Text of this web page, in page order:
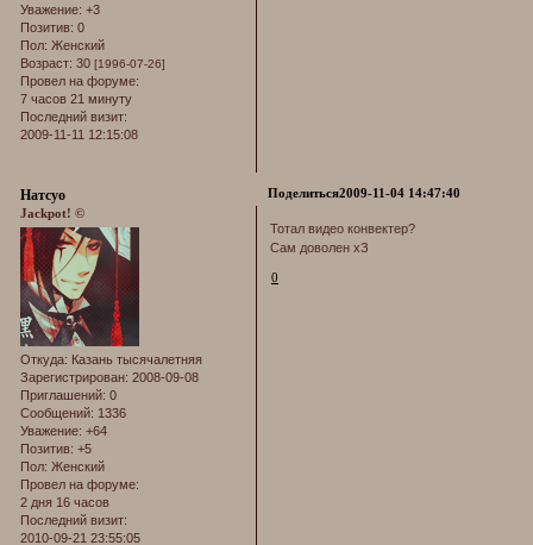
Уважение: +3
Позитив: 0
Пол: Женский
Возраст: 30 [1996-07-26]
Провел на форуме:
7 часов 21 минуту
Последний визит:
2009-11-11 12:15:08
Поделиться2009-11-04 14:47:40
Натсуо
Jackpot! ©
Откуда: Казань тысячалетняя
Зарегистрирован: 2008-09-08
Приглашений: 0
Сообщений: 1336
Уважение: +64
Позитив: +5
Пол: Женский
Провел на форуме:
2 дня 16 часов
Последний визит:
2010-09-21 23:55:05
Тотал видео конвектер?
Сам доволен хЗ
0